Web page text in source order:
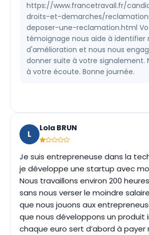
https://www.francetravail.fr/
droits-et-demarches/
deposer-une-reclamation.html
témoignage nous aide à identifier
d'amélioration et nous nous
donner suite à votre signalement.
à votre écoute. Bonne journée.
L
Lola BRUN
Je suis entrepreneuse dans la
je développe une startup avec
Nous travaillons environ 200
sans nous verser le moindre
que nous jouons aux
que nous développons un produit
chaque euro sert d’abord à payer